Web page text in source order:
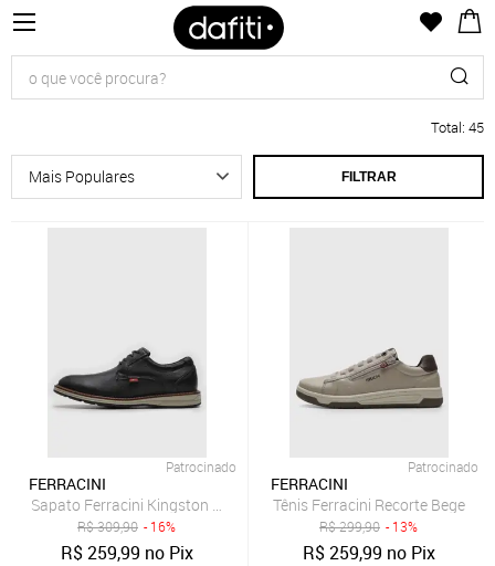
Total: 45
FILTRAR
Patrocinado
FERRACINI
Sapato Ferracini Kingston Preto
R$309,90 - 16%
R$259,99 no Pix
Patrocinado
FERRACINI
Tênis Ferracini Recorte Bege
R$299,90 - 13%
R$259,99 no Pix